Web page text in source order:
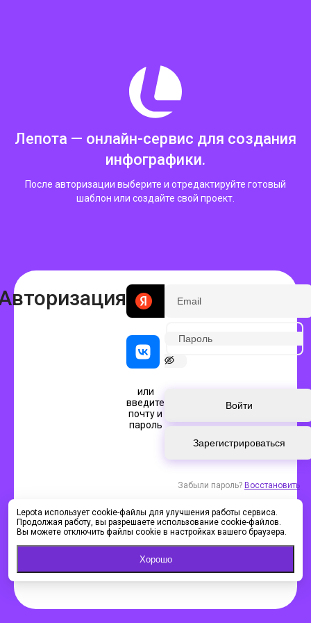
Лепота — онлайн-сервис для создания
инфографики.
После авторизации выберите и отредактируйте готовый
шаблон или создайте свой проект.
или
введите
почту и
пароль
Войти
Зарегистрироваться
Забыли пароль? Восстановить
Lepota использует cookie-файлы для улучшения работы сервиса.
Продолжая работу, вы разрешаете использование cookie-файлов.
Вы можете отключить файлы cookie в настройках вашего браузера.
Хорошо